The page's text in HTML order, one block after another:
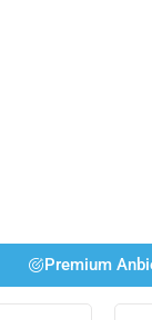
Premium